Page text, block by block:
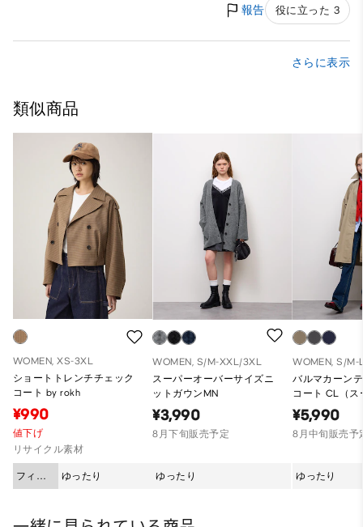
報告 役に立った 3
さらに表示
類似商品
WOMEN, XS-3XL
ショートトレンチチェック
コート by rokh
¥990
値下げ
リサイクル素材
フィッ
ト
ゆったり
WOMEN, S/M-XXL/3XL
スーパーオーバーサイズニ
ットガウンMN
¥3,990
8月下旬販売予定
ゆったり
WOMEN, S/M-
バルマカーン
コート CL（ス
ーサイズフィ
¥5,990
8月中旬販売予
ゆったり